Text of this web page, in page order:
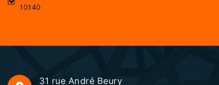
10140
31 rue André Beury